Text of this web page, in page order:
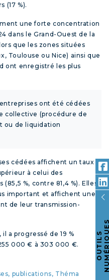
(17 %).
une forte concentration
dans le Grand-Ouest de la
que les zones situées
Toulouse ou Nice) ainsi que
ont enregistré les plus
ont été cédées
collective (procédure de
ou de liquidation
cédées affichent un taux
à celui des
%, contre 81,4 %). Elles
important et affichent une
de leur transmission-
a progressé de 19 %
000 € à 303 000 €.
publications, Théma
O
U
T
I
L
S
N
U
M
É
R
I
Q
U
E